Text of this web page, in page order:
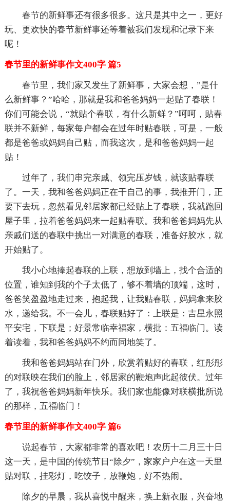
春节的新鲜事还有很多很多。这只是其中之一，更好
玩、更欢快的春节新鲜事还等着被我们发现和记录下来
呢！
春节里的新鲜事作文400字 篇5
春节里，我们家又发生了新鲜事，大家会想，”是什
么新鲜事？”哈哈，那就是我和爸爸妈妈一起贴了春联！
你们可能会说，“就贴个春联，有什么新鲜？”呵呵，贴春
联并不新鲜，每家每户都会在过年时贴春联，可是，一般
都是爸爸或妈妈自己贴，而我这次，是和爸爸妈妈一起
贴！
过年了，我们串完亲戚、领完压岁钱，就该贴春联
了。一天，我和爸爸妈妈正在干自己的事，我推开门，正
要下去玩，忽然看见邻居家都已经贴上了春联，我就跑回
屋子里，拉着爸爸妈妈来一起贴春联。我和爸爸妈妈先从
亲戚们送的春联中挑出一对满意的春联，准备好胶水，就
开始贴了。
我小心地捧起春联的上联，想放到墙上，找个合适的
位置，谁知到我的个子太低了，够不着墙的顶端，这时，
爸爸笑盈盈地走过来，抱起我，让我贴春联，妈妈拿来胶
水，递给我。不一会儿，春联贴好了：上联是：吉星永照
平安宅，下联是；好景常临幸福家，横批：五福临门。读
着读着，我和爸爸妈妈不约而同地笑了。
我和爸爸妈妈站在门外，欣赏着贴好的春联，红彤彤
的对联映在我们的脸上，邻居家的鞭炮声此起彼伏。过年
了，我祝爸爸妈妈新年快乐。我们家也能像对联横批所说
的那样，五福临门！
春节里的新鲜事作文400字 篇6
说起春节，大家都非常的喜欢吧！农历十二月三十日
这一天，是中国的传统节日“除夕”，家家户户在这一天里
贴对联，挂彩灯，吃饺子，放鞭炮，好不热闹。
除夕的早晨，我从喜悦中醒来，换上新衣服，兴奋地